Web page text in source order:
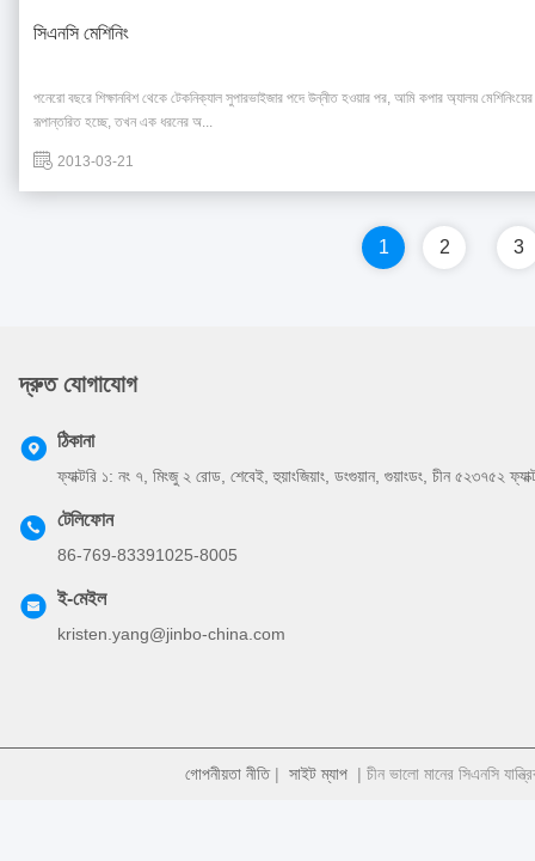
সিএনসি মেশিনিং
পনেরো বছরে শিক্ষানবিশ থেকে টেকনিক্যাল সুপারভাইজার পদে উন্নীত হওয়ার পর, আমি কপার অ্যালয়
রূপান্তরিত হচ্ছে, তখন এক ধরনের অ...
2013-03-21
1 2 3
দ্রুত যোগাযোগ
ঠিকানা
ফ্যাক্টরি ১: নং ৭, মিংজু ২ রোড, শেবেই, হুয়াংজিয়াং, ডংগুয়ান, গুয়াংডং, চীন ৫২৩৭৫২
টেলিফোন
86-769-83391025-8005
ই-মেইল
kristen.yang@jinbo-china.com
গোপনীয়তা নীতি| সাইট ম্যাপ | চীন ভালো মানের সিএনসি